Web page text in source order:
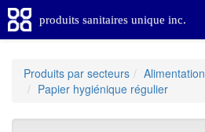
produits sanitaires unique inc.
Produits par secteurs
Alimentation
Papier hygiénique régulier